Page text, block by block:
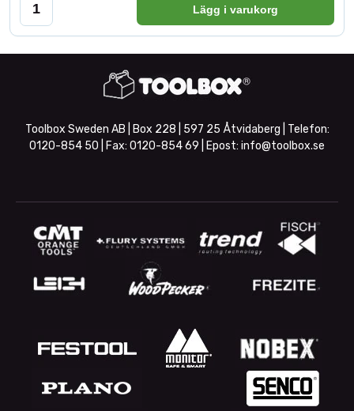
Lägg i varukorg
Toolbox Sweden AB | Box 228 | 597 25 Åtvidaberg | Telefon:
0120-854 50 | Fax: 0120-854 69 | Epost: info@toolbox.se